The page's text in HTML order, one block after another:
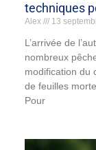
techniques
Alex 13
L’arrivée de
nombreux
modification du
de feuilles
Pour